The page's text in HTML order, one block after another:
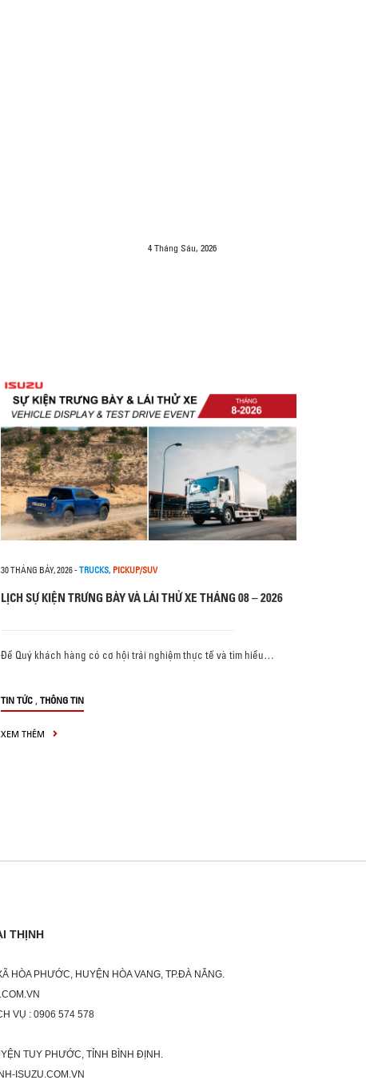
4 Tháng Sáu, 2026
30 THÁNG BẢY, 2026- TRUCKS, PICKUP/SUV
LỊCH SỰ KIỆN TRƯNG BÀY VÀ LÁI THỬ XE THÁNG 08 – 2026
Để Quý khách hàng có cơ hội trải nghiệm thực tế và tìm hiểu…
TIN TỨC , THÔNG TIN
XEM THÊM
THỊNH
HÒA PHƯỚC, HUYỆN HÒA VANG, TP.ĐÀ NẴNG.
VỤ : 0906 574 578
TUY PHƯỚC, TỈNH BÌNH ĐỊNH.
ISUZU.COM.VN